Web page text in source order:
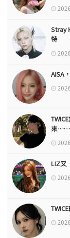
Stray
特
AISA
來……
LIZ